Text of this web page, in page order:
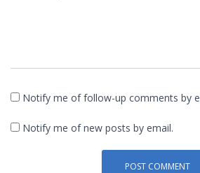
Notify me of follow-up comments by
Notify me of new posts by email.